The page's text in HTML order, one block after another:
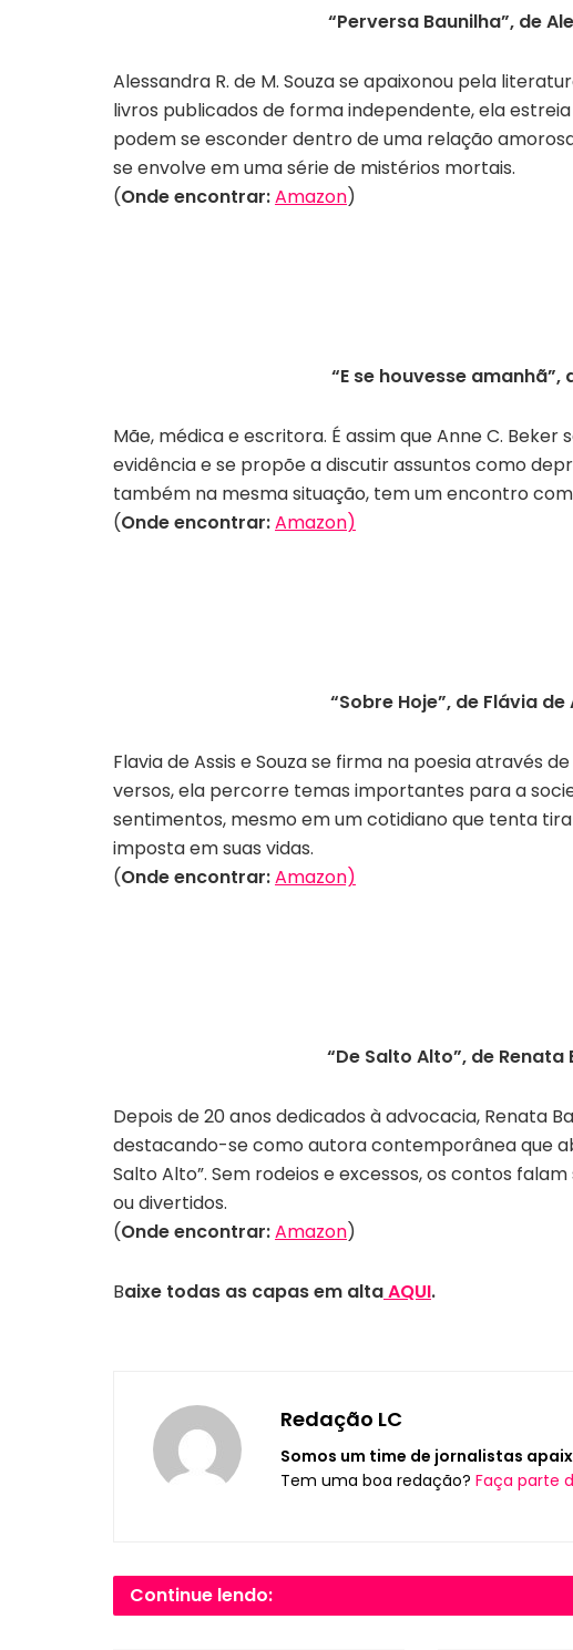
“Perversa Baunilha”, de
Alessandra R. de M. Souza se apaixonou pela
livros publicados de forma independente, ela
podem se esconder dentro de uma relação
se envolve em uma série de mistérios mortais.
(Onde encontrar:Amazon)
“E se houvesse amanhã”,
Mãe, médica e escritora. É assim que Anne C.
evidência e se propõe a discutir assuntos como
também na mesma situação, tem um encontro
(Onde encontrar:Amazon)
“Sobre Hoje”, de Flávia de
Flavia de Assis e Souza se firma na poesia através
versos, ela percorre temas importantes para a
sentimentos, mesmo em um cotidiano que tenta
imposta em suas vidas.
(Onde encontrar:Amazon)
“De Salto Alto”, de Renata
Depois de 20 anos dedicados à advocacia, Renata
destacando-se como autora contemporânea que
Salto Alto”. Sem rodeios e excessos, os contos
ou divertidos.
(Onde encontrar:Amazon)
Baixe todas as capas em altaAQUI.
Redação LC
Somos um time de jornalistas
Tem uma boa redação? Faça parte
Continue lendo: